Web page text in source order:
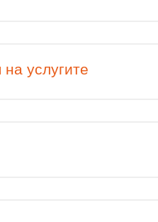
услугите